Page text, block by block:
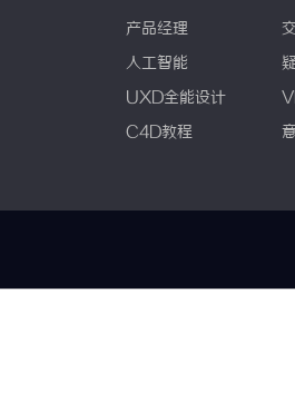
产品经理
人工智能
UXD全能设计
C4D教程